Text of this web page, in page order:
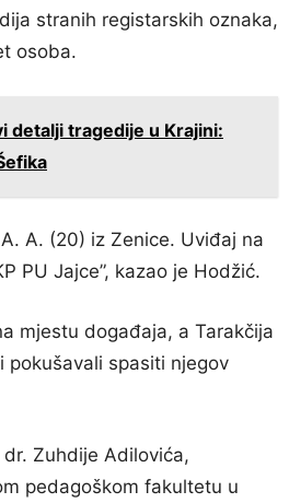
stranih registarskih oznaka,
osoba.
detalji tragedije u Krajini:
A. (20) iz Zenice. Uviđaj na
PU Jajce”, kazao je Hodžić.
mjestu događaja, a Tarakčija
pokušavali spasiti njegov
Zuhdije Adilovića,
pedagoškom fakultetu u